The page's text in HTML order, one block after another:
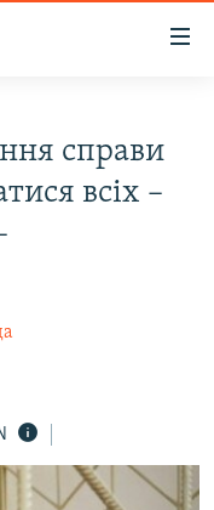
справи
всіх –